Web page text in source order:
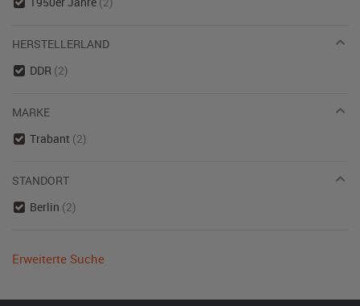
HERSTELLERLAND
DDR (2)
MARKE
Trabant (2)
STANDORT
Berlin (2)
Erweiterte Suche